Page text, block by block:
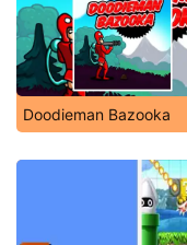
Doodieman Bazooka